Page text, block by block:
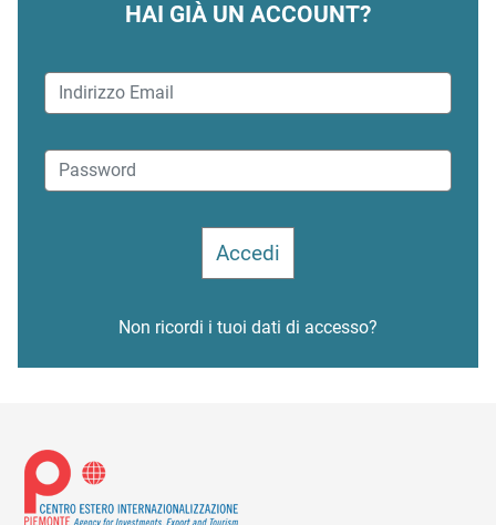
HAI GIÀ UN ACCOUNT?
Non ricordi i tuoi dati di accesso?